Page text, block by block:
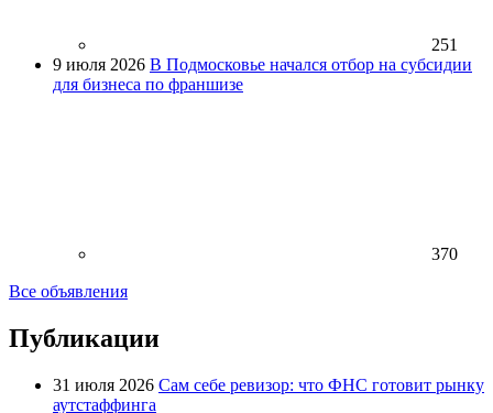
251
9 июля 2026 В Подмосковье начался отбор на субсидии
для бизнеса по франшизе
370
Все объявления
Публикации
31 июля 2026 Сам себе ревизор: что ФНС готовит рынку
аутстаффинга